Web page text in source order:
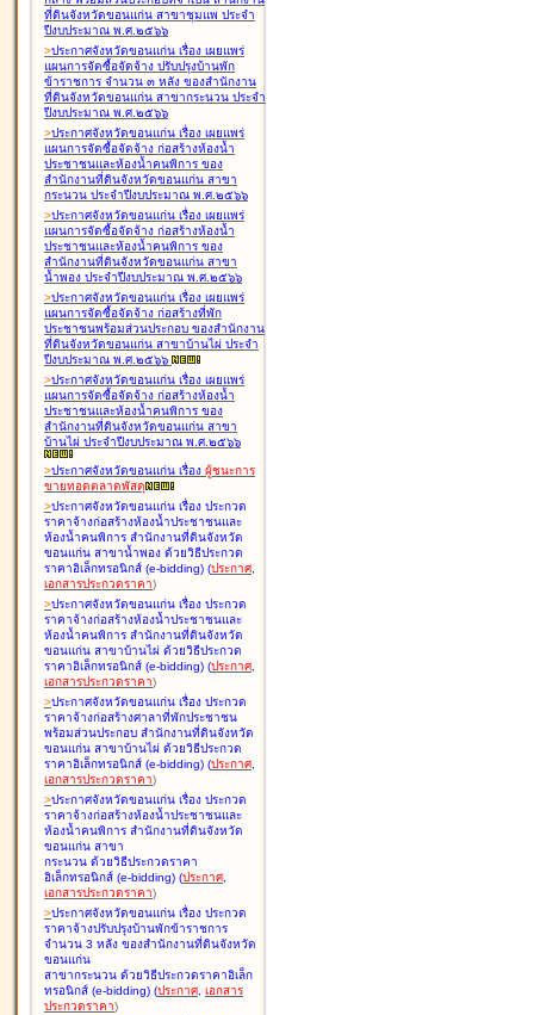
ที่ดินจังหวัดขอนแก่น สาขาชุมแพ ประจำ
ปีงบประมาณ พ.ศ.๒๕๖๖
>ประกาศจังหวัดขอนแก่น เรื่อง เผยแพร่
แผนการจัดซื้อจัดจ้าง ปรับปรุงบ้านพัก
ข้าราชการ จำนวน ๓ หลัง ของสำนักงาน
ที่ดินจังหวัดขอนแก่น สาขากระนวน ประจำ
ปีงบประมาณ พ.ศ.๒๕๖๖
>ประกาศจังหวัดขอนแก่น เรื่อง เผยแพร่
แผนการจัดซื้อจัดจ้าง ก่อสร้างห้องน้ำ
ประชาชนและห้องน้ำคนพิการ ของ
สำนักงานที่ดินจังหวัดขอนแก่น สาขา
กระนวน ประจำปีงบประมาณ พ.ศ.๒๕๖๖
>ประกาศจังหวัดขอนแก่น เรื่อง เผยแพร่
แผนการจัดซื้อจัดจ้าง ก่อสร้างห้องน้ำ
ประชาชนและห้องน้ำคนพิการ ของ
สำนักงานที่ดินจังหวัดขอนแก่น สาขา
น้ำพอง ประจำปีงบประมาณ พ.ศ.๒๕๖๖
>ประกาศจังหวัดขอนแก่น เรื่อง เผยแพร่
แผนการจัดซื้อจัดจ้าง ก่อสร้างที่พัก
ประชาชนพร้อมส่วนประกอบ ของสำนักงาน
ที่ดินจังหวัดขอนแก่น สาขาบ้านไผ่ ประจำ
ปีงบประมาณ พ.ศ.๒๕๖๖
>ประกาศจังหวัดขอนแก่น เรื่อง เผยแพร่
แผนการจัดซื้อจัดจ้าง ก่อสร้างห้องน้ำ
ประชาชนและห้องน้ำคนพิการ ของ
สำนักงานที่ดินจังหวัดขอนแก่น สาขา
บ้านไผ่ ประจำปีงบประมาณ พ.ศ.๒๕๖๖
>ประกาศจังหวัดขอนแก่น เรื่อง ผู้ชนะการ
ขายทอดตลาดพัสดุ
>ประกาศจังหวัดขอนแก่น เรื่อง ประกวด
ราคาจ้างก่อสร้างห้องน้ำประชาชนและ
ห้องน้ำคนพิการ สำนักงานที่ดินจังหวัด
ขอนแก่น สาขาน้ำพอง ด้วยวิธีประกวด
ราคาอิเล็กทรอนิกส์ (e-bidding) (ประกาศ,
เอกสารประกวดราคา)
>ประกาศจังหวัดขอนแก่น เรื่อง ประกวด
ราคาจ้างก่อสร้างห้องน้ำประชาชนและ
ห้องน้ำคนพิการ สำนักงานที่ดินจังหวัด
ขอนแก่น สาขาบ้านไผ่ ด้วยวิธีประกวด
ราคาอิเล็กทรอนิกส์ (e-bidding) (ประกาศ,
เอกสารประกวดราคา)
>ประกาศจังหวัดขอนแก่น เรื่อง ประกวด
ราคาจ้างก่อสร้างศาลาที่พักประชาชน
พร้อมส่วนประกอบ สำนักงานที่ดินจังหวัด
ขอนแก่น สาขาบ้านไผ่ ด้วยวิธีประกวด
ราคาอิเล็กทรอนิกส์ (e-bidding) (ประกาศ,
เอกสารประกวดราคา)
>ประกาศจังหวัดขอนแก่น เรื่อง ประกวด
ราคาจ้างก่อสร้างห้องน้ำประชาชนและ
ห้องน้ำคนพิการ สำนักงานที่ดินจังหวัด
ขอนแก่น สาขา
กระนวน ด้วยวิธีประกวดราคา
อิเล็กทรอนิกส์ (e-bidding) (ประกาศ,
เอกสารประกวดราคา)
>ประกาศจังหวัดขอนแก่น เรื่อง ประกวด
ราคาจ้างปรับปรุงบ้านพักข้าราชการ
จำนวน 3 หลัง ของสำนักงานที่ดินจังหวัด
ขอนแก่น
สาขากระนวน ด้วยวิธีประกวดราคาอิเล็ก
ทรอนิกส์ (e-bidding) (ประกาศ, เอกสาร
ประกวดราคา)